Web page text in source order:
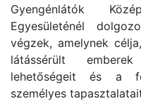
Gyengénlátók
Egyesületénél
végzek, amelynek
látássérült
lehetőségeit és a
személyes